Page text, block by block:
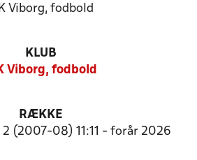
Viborg, fodbold
KLUB
Viborg, fodbold
RÆKKE
2 (2007-08) 11:11 - forår 2026